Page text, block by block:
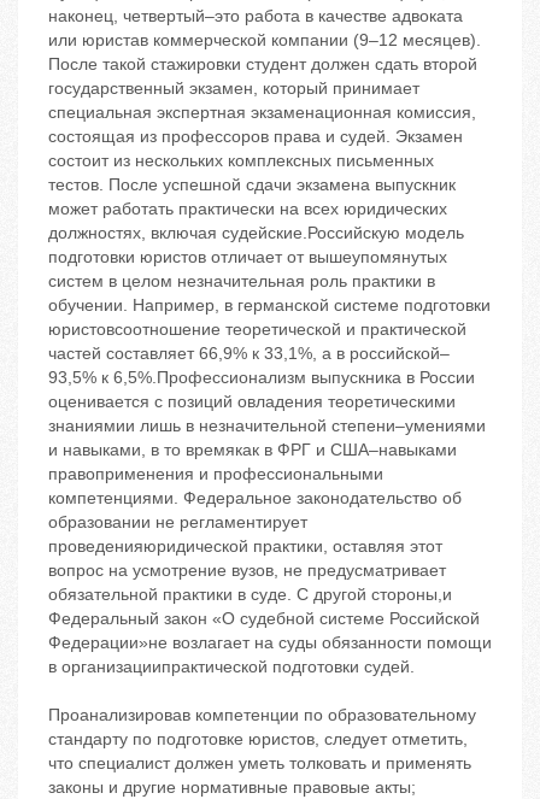
Проанализировав компетенции по образовательному
стандарту по подготовке юристов, следует отметить,
что специалист должен уметь толковать и применять
законы и другие нормативные правовые акты;